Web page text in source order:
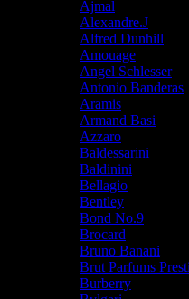
Ajmal
Alexandre.J
Alfred Dunhill
Amouage
Angel Schlesser
Antonio Banderas
Aramis
Armand Basi
Azzaro
Baldessarini
Baldinini
Bellagio
Bentley
Bond No.9
Brocard
Bruno Banani
Brut Parfums
Burberry